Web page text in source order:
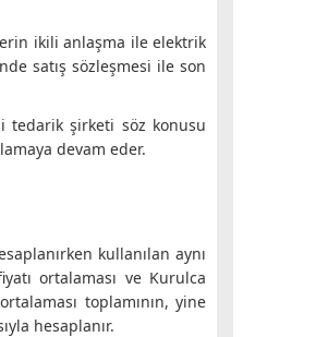
ikili anlaşma ile elektrik
satış sözleşmesi ile son
tedarik şirketi söz konusu
devam eder.
kullanılan aynı
ortalaması ve Kurulca
toplamının, yine
hesaplanır.